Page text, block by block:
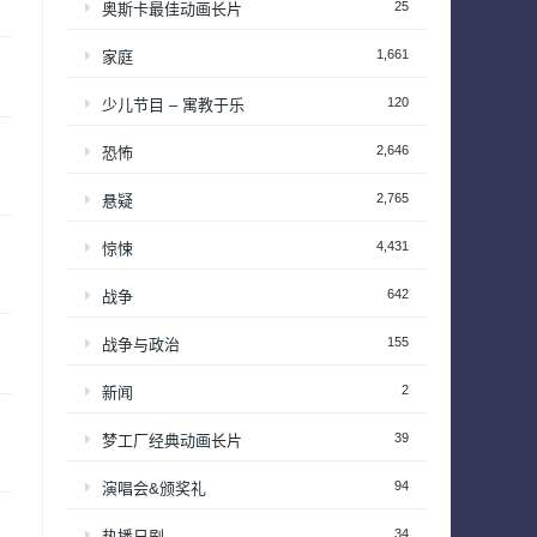
奥斯卡最佳动画长片 25
家庭 1,661
少儿节目 – 寓教于乐 120
恐怖 2,646
悬疑 2,765
惊悚 4,431
战争 642
战争与政治 155
新闻 2
梦工厂经典动画长片 39
演唱会&颁奖礼 94
34